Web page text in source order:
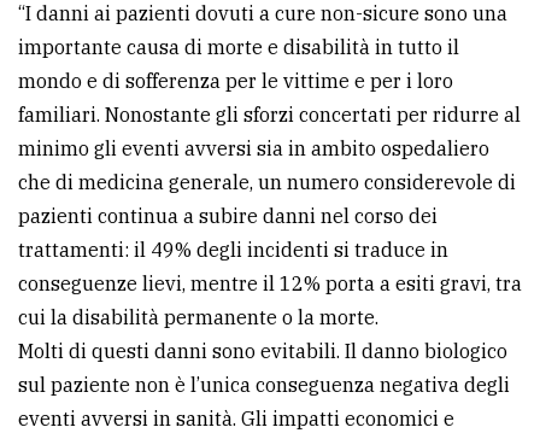
“I danni ai pazienti dovuti a cure non-sicure sono una
importante causa di morte e disabilità in tutto il
mondo e di sofferenza per le vittime e per i loro
familiari. Nonostante gli sforzi concertati per ridurre al
minimo gli eventi avversi sia in ambito ospedaliero
che di medicina generale, un numero considerevole di
pazienti continua a subire danni nel corso dei
trattamenti: il 49% degli incidenti si traduce in
conseguenze lievi, mentre il 12% porta a esiti gravi, tra
cui la disabilità permanente o la morte.
Molti di questi danni sono evitabili. Il danno biologico
sul paziente non è l’unica conseguenza negativa degli
eventi avversi in sanità. Gli impatti economici e